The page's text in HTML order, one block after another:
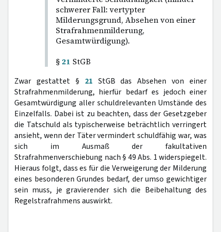
schwerer Fall: vertypter
Milderungsgrund, Absehen von einer
Strafrahmenmilderung,
Gesamtwürdigung).
§ 21 StGB
Zwar gestattet § 21 StGB das Absehen von einer
Strafrahmenmilderung, hierfür bedarf es jedoch einer
Gesamtwürdigung aller schuldrelevanten Umstände des
Einzelfalls. Dabei ist zu beachten, dass der Gesetzgeber
die Tatschuld als typischerweise beträchtlich verringert
ansieht, wenn der Täter vermindert schuldfähig war, was
sich im Ausmaß der fakultativen
Strafrahmenverschiebung nach § 49 Abs. 1 widerspiegelt.
Hieraus folgt, dass es für die Verweigerung der Milderung
eines besonderen Grundes bedarf, der umso gewichtiger
sein muss, je gravierender sich die Beibehaltung des
Regelstrafrahmens auswirkt.